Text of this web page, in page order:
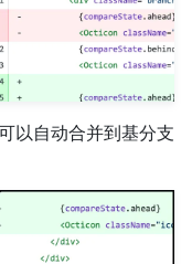
以自动合并到基分支